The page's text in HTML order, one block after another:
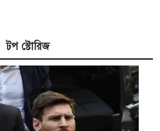
টপ স্টোরিজ